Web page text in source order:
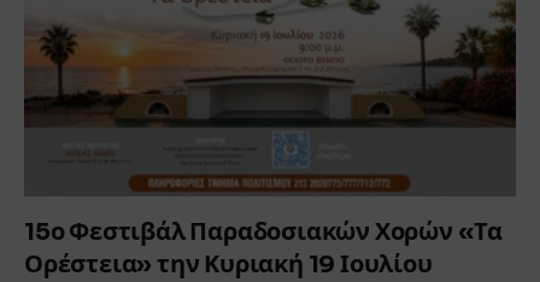
15ο Φεστιβάλ Παραδοσιακών Χορών «Τα
Ορέστεια» την Κυριακή 19 Ιουλίου